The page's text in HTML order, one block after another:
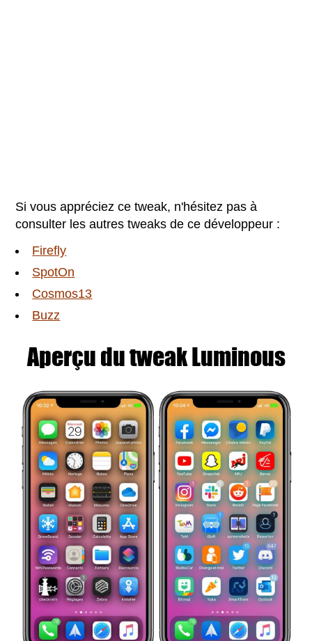
Si vous appréciez ce tweak, n'hésitez pas à
consulter les autres tweaks de ce développeur :
Firefly
SpotOn
Cosmos13
Buzz
Aperçu du tweak Luminous